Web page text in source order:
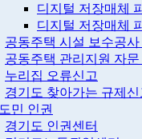
디지털 저장매체
디지털 저장매체
공동주택 시설 보수공
공동주택 관리지원 자문
누리집 오류신고
경기도 찾아가는 규제신
민 인권
경기도 인권센터